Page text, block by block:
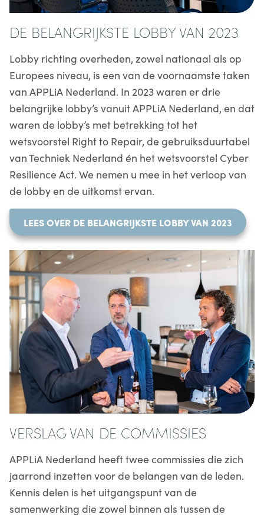
DE BELANGRIJKSTE LOBBY VAN 2023
Lobby richting overheden, zowel nationaal als op
Europees niveau, is een van de voornaamste taken
van APPLiA Nederland. In 2023 waren er drie
belangrijke lobby’s vanuit APPLiA Nederland, en dat
waren de lobby’s met betrekking tot het
wetsvoorstel Right to Repair, de gebruiksduurtabel
van Techniek Nederland én het wetsvoorstel Cyber
Resilience Act. We nemen u mee in het verloop van
de lobby en de uitkomst ervan.
LEES OVER DE BELANGRIJKSTE LOBBY VAN 2023
VERSLAG VAN DE COMMISSIES
APPLiA Nederland heeft twee commissies die zich
jaarrond inzetten voor de belangen van de leden.
Kennis delen is het uitgangspunt van de
samenwerking die zowel binnen als tussen de